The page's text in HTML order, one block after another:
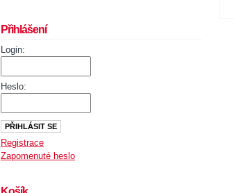
Přihlášení
Login:
Heslo:
Registrace
Zapomenuté heslo